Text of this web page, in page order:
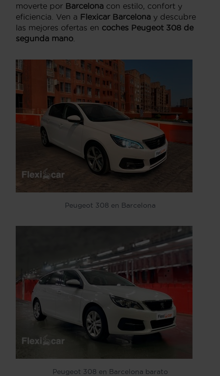
moverte por Barcelona con estilo, confort y
eficiencia. Ven a Flexicar Barcelona y descubre
las mejores ofertas en coches Peugeot 308 de
segunda mano
Peugeot 308 en Barcelona
Peugeot 308 en Barcelona barato